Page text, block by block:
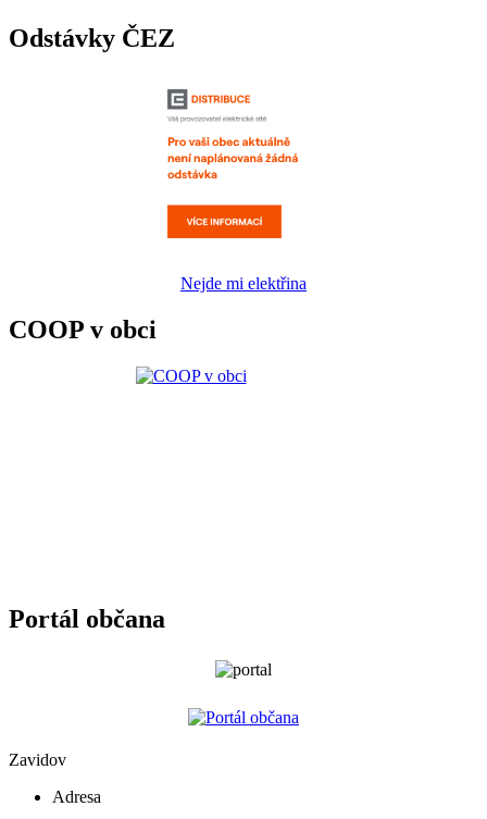
Odstávky ČEZ
Nejde mi elektřina
COOP v obci
Portál občana
Zavidov
Adresa